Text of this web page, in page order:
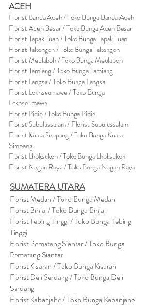
ACEH
Florist Banda Aceh / Toko Bunga Banda Aceh
Florist Aceh Besar / Toko Bunga Aceh Besar
Florist Tapak Tuan / Toko Bunga Tapak Tuan
Florist Takengon / Toko Bunga Takengon
Florist Meulaboh / Toko Bunga Meulaboh
Florist Tamiang / Toko Bunga Tamiang
Florist Langsa / Toko Bunga Langsa
Florist Lokhseumawe / Toko Bunga
Lokhseumawe
Florist Pidie / Toko Bunga Pidie
Florist Subulussalam / Florist Subulussalam
Florist Kuala Simpang / Toko Bunga Kuala
Simpang
Florist Lhoksukon / Toko Bunga Lhoksukon
Florist Nagan Raya / Toko Bunga Nagan Raya
SUMATERA UTARA
Florist Medan / Toko Bunga Medan
Florist Binjai / Toko Bunga Binjai
Florist Tebing Tinggi / Toko Bunga Tebing
Tinggi
Florist Pematang Siantar / Toko Bunga
Pematang Siantar
Florist Kisaran / Toko Bunga Kisaran
Florist Deli Serdang / Toko Bunga Deli
Serdang
Florist Kabanjahe / Toko Bunga Kabanjahe